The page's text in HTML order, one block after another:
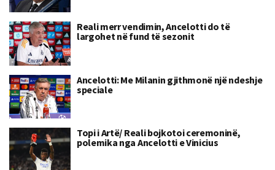
Reali merr vendimin, Ancelotti do të
largohet në fund të sezonit
Ancelotti: Me Milanin gjithmonë një ndeshje
speciale
Topi i Artë/ Reali bojkotoi ceremoninë,
polemika nga Ancelotti e Vinicius